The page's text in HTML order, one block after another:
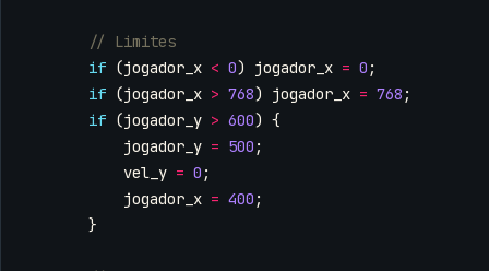
if (jogador_x < 0) jogador_x = 0 ;
if (jogador_x > 768) jogador_x = 768 ;
if (jogador_y > 600) {
jogador_y = 500 ;
vel_y = 0 ;
jogador_x = 400 ;
}